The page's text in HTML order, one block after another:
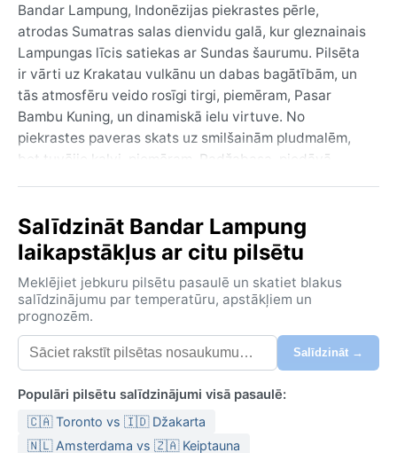
Bandar Lampung, Indonēzijas piekrastes pērle,
atrodas Sumatras salas dienvidu galā, kur gleznainais
Lampungas līcis satiekas ar Sundas šaurumu. Pilsēta
ir vārti uz Krakatau vulkānu un dabas bagātībām, un
tās atmosfēru veido rosīgi tirgi, piemēram, Pasar
Bambu Kuning, un dinamiskā ielu virtuve. No
piekrastes paveras skats uz smilšainām pludmalēm,
bet tuvējie kalvi, piemēram, Radžabasa, piedāvā
atspoguļojas arhitektūrā un vietējā dzīves ritmā.
Klimats, pēc Kepena klasifikācijas, ir tropu lietusmežu
(Af), kas nozīmē, ka temperatūra visu gadu saglabājas
silta — ap 27–32 °C dienā — ar augstu mitruma līmeni
(bieži virs 80%). Lietus sezona ilgst no oktobra līdz
martam, kad bieži nokrīt spēcīgas tropu lietusgāzes,
parasti pēcpusdienā. Sausākā sezona ir no aprīļa līdz
vienkārši tie ir īsāki un retāki. Vējš pārsvarā ir viegls,
mitrums var sagādāt diskomfortu, tāpēc ceļojumam
ieteicams viegls apģērbs no kokvilnas, lietussargs un
Salīdzināt Bandar Lampung
laikapstākļus ar citu pilsētu
Meklējiet jebkuru pilsētu pasaulē un skatiet blakus
salīdzinājumu par temperatūru, apstākļiem un
prognozēm.
Salīdzināt →
Populāri pilsētu salīdzinājumi visā pasaulē:
🇨🇦 Toronto vs 🇮🇩 Džakarta
🇳🇱 Amsterdama vs 🇿🇦 Keiptauna